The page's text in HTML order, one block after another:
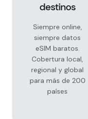
destinos
Siempre online,
siempre datos
eSIM baratos.
Cobertura local,
regional y global
para más de 200
países